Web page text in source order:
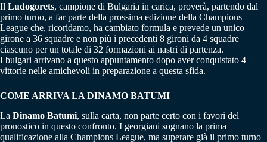
Il Ludogorets, campione di Bulgaria in carica, proverà, partendo dal
primo turno, a far parte della prossima edizione della Champions
League che, ricoridamo, ha cambiato formula e prevede un unico
girone a 36 squadre e non più i precedenti 8 gironi da 4 squadre
ciascuno per un totale di 32 formazioni ai nastri di partenza.
I bulgari arrivano a questo appuntamento dopo aver conquistato 4
vittorie nelle amichevoli in preparazione a questa sfida.
COME ARRIVA LA DINAMO BATUMI
La Dinamo Batumi, sulla carta, non parte certo con i favori del
pronostico in questo confronto. I georgiani sognano la prima
qualificazione alla Champions League, ma superare già il primo turno